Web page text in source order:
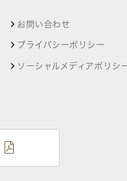
お問い合わせ
プライバシーポリシー
ソーシャルメディアポリシ